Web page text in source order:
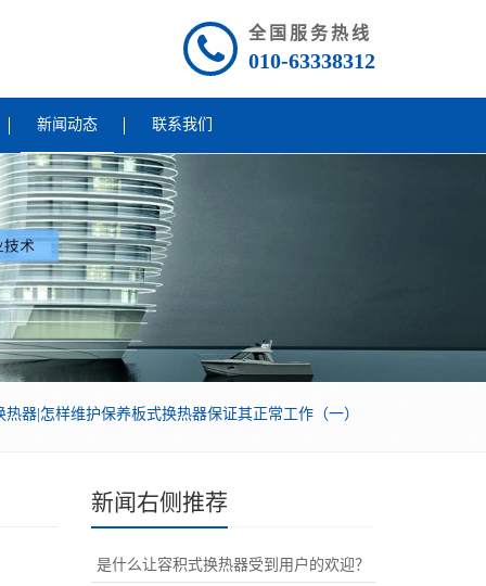
全国服务热线
010-63338312
新闻动态 联系我们
热器|怎样维护保养板式换热器保证其正常工作（一）
新闻右侧推荐
是什么让容积式换热器受到用户的欢迎？